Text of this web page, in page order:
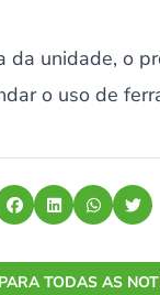
da unidade, o
o uso de
TODAS AS